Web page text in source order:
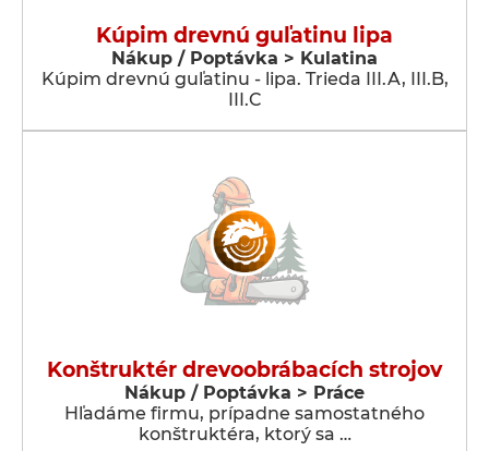
Kúpim drevnú guľatinu lipa
Nákup / Poptávka > Kulatina
Kúpim drevnú guľatinu - lipa. Trieda III.A, III.B,
III.C
Konštruktér drevoobrábacích strojov
Nákup / Poptávka > Práce
Hľadáme firmu, prípadne samostatného
konštruktéra, ktorý sa …